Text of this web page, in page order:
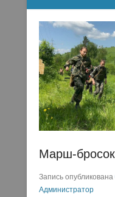
Марш-бросок
Запись опубликована
Администратор